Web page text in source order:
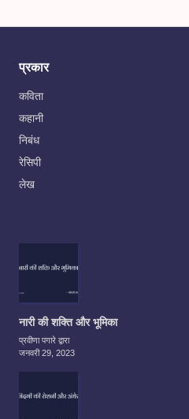
प्रकार
कविता
कहानी
निबंध
रेसिपी
लेख
नारी की शक्ति और भूमिका
प्रवीणा पगारे द्वारा
जनवरी 29, 2023